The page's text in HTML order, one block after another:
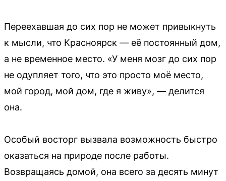
Переехавшая до сих пор не может привыкнуть
к мысли, что Красноярск — её постоянный дом,
а не временное место. «У меня мозг до сих пор
не одупляет того, что это просто моё место,
мой город, мой дом, где я живу», — делится
она.
Особый восторг вызвала возможность быстро
оказаться на природе после работы.
Возвращаясь домой, она всего за десять минут